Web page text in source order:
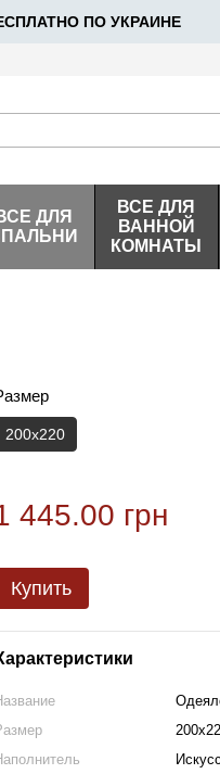
ПО УКРАИНЕ
ДЛЯ
ВСЕ ДЛЯ
ВАННОЙ
КОМНАТЫ
200х220
445.00 грн
Купить